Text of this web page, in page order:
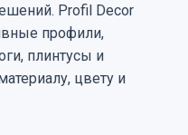
Profil Decor
профили,
плинтусы и
цвету и